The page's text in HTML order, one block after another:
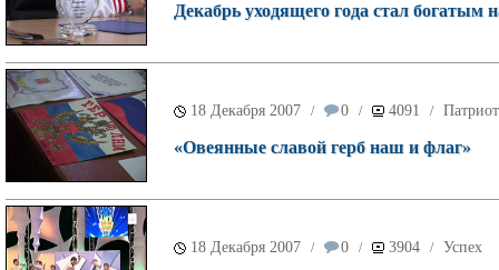
Декабрь уходящего года стал богатым
18 Декабря 2007 / 0 / 4091 / Патриот
«Овеянные славой герб наш и флаг»
18 Декабря 2007 / 0 / 3904 / Успех